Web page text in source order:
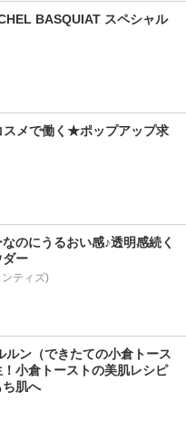
BASQUIAT スペシャル
スメで働く★ポップアップ求
なのにうるおい感♪透明感続く
ダー
ティズ)
ルン（できたての小倉トース
！小倉トーストの美肌レシピ
肌へ